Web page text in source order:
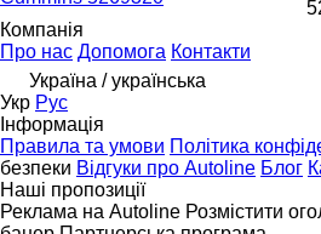
Компанія
Про нас Допомога Контакти
Україна / українська
Укр Рус
Інформація
Правила та умови Політика
безпеки Відгуки про Autoline Блог
Наші пропозиції
Реклама на Autoline Розмістити